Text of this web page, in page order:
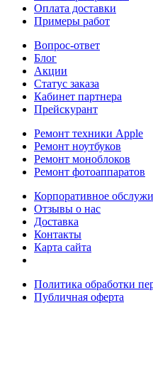
Оплата доставки
Примеры работ
Вопрос-ответ
Блог
Акции
Статус заказа
Кабинет партнера
Прейскурант
Ремонт техники Apple
Ремонт ноутбуков
Ремонт моноблоков
Ремонт фотоаппаратов
Корпоративное
Отзывы о нас
Доставка
Контакты
Карта сайта
Политика обработки
Публичная оферта